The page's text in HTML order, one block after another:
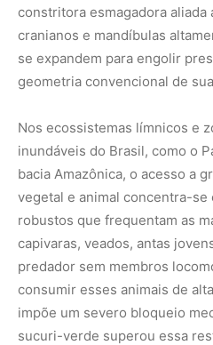
constritora esmagadora aliada
cranianos e mandíbulas
se expandem para engolir
geometria convencional de
Nos ecossistemas límnicos e
inundáveis do Brasil, como o
bacia Amazônica, o acesso a
vegetal e animal concentra-
robustos que frequentam as
capivaras, veados, antas
predador sem membros
consumir esses animais de
impõe um severo bloqueio
sucuri-verde superou essa